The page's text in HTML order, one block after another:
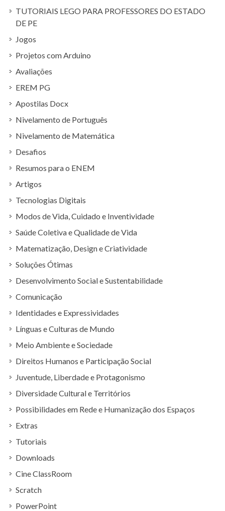
TUTORIAIS LEGO PARA PROFESSORES DO ESTADO
DE PE
Jogos
Projetos com Arduino
Avaliações
EREM PG
Apostilas Docx
Nivelamento de Português
Nivelamento de Matemática
Desafios
Resumos para o ENEM
Artigos
Tecnologias Digitais
Modos de Vida, Cuidado e Inventividade
Saúde Coletiva e Qualidade de Vida
Matematização, Design e Criatividade
Soluções Ótimas
Desenvolvimento Social e Sustentabilidade
Comunicação
Identidades e Expressividades
Línguas e Culturas de Mundo
Meio Ambiente e Sociedade
Direitos Humanos e Participação Social
Juventude, Liberdade e Protagonismo
Diversidade Cultural e Territórios
Possibilidades em Rede e Humanização dos Espaços
Extras
Tutoriais
Downloads
Cine ClassRoom
Scratch
PowerPoint